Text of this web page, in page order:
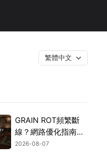
繁體中文
GRAIN ROT頻繁斷
線？網路優化指南一
次搞定！
2026-08-07